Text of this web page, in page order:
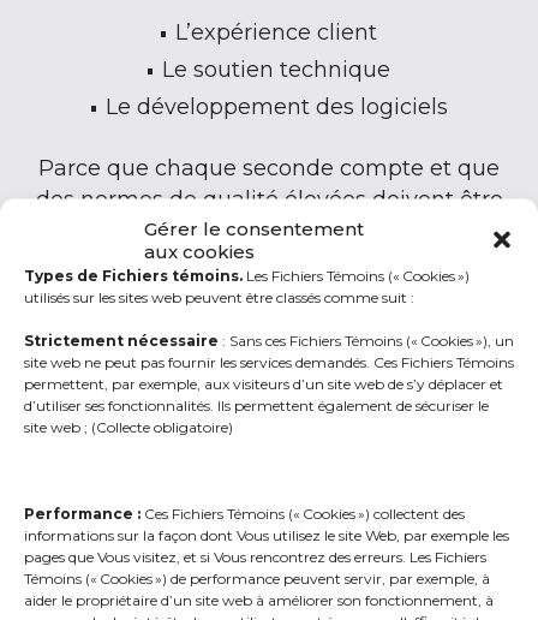
Gérer le consentement
aux cookies
Types de Fichiers témoins. Les Fichiers Témoins (« Cookies »)
utilisés sur les sites web peuvent être classés comme suit :
Strictement nécessaire : Sans ces Fichiers Témoins (« Cookies »), un
site web ne peut pas fournir les services demandés. Ces Fichiers Témoins
permettent, par exemple, aux visiteurs d’un site web de s’y déplacer et
d’utiliser ses fonctionnalités. Ils permettent également de sécuriser le
site web ; (Collecte obligatoire)
Performance : Ces Fichiers Témoins (« Cookies ») collectent des
informations sur la façon dont Vous utilisez le site Web, par exemple les
pages que Vous visitez, et si Vous rencontrez des erreurs. Les Fichiers
Témoins (« Cookies ») de performance peuvent servir, par exemple, à
aider le propriétaire d’un site web à améliorer son fonctionnement, à
L’expérience client
Le soutien technique
Le développement des logiciels
Parce que chaque seconde compte et que
des normes de qualité élevées doivent être
maintenues, nous ne cessons d’innover sur
le plan technologique.
propre logiciel RAO (répartition assistée par
ordinateur) pour améliorer notre rapidité et
la qualité du traitement des appels